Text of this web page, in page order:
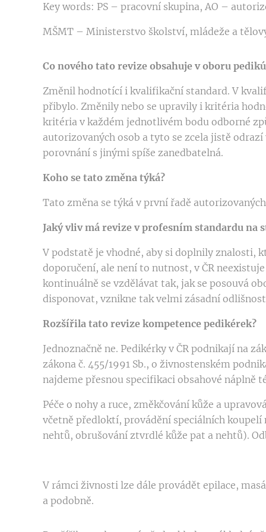
Key words: PS – pracovní skupina, AO –
MŠMT – Ministerstvo školství, mládeže a
Co nového tato revize obsahuje v oboru
Změnil hodnotící i kvalifikační standard. V
přibylo. Změnily nebo se upravily i kritéria
kritéria v každém jednotlivém bodu odborné
autorizovaných osob a tyto se zcela jistě
porovnání s jinými spíše zanedbatelná.
Koho se tato změna týká?
Tato změna se týká v první řadě
Jaký vliv má revize v profesním standardu na
V podstatě je vhodné, aby si doplnily znalosti,
doporučení, ale není to nutnost, v ČR
kontinuálně se vzdělávat tak, jak se posouvá
disponovat, vznikne tak velmi zásadní
Rozšířila tato revize kompetence pedikérek?
Jednoznačně ne. Pedikérky v ČR podnikají na
zákona č. 455/1991 Sb., o živnostenském
najdeme přesnou specifikaci obsahové náplně
Péče o nohy a ruce, změkčování kůže a
včetně předloktí, provádění speciálních
nehtů, obrušování ztvrdlé kůže pat a nehtů).
V rámci živnosti lze dále provádět epilace,
a podobně.